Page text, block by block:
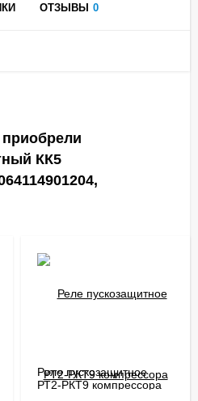
ОТЗЫВЫ 0
КК5
Реле пускозащитное
РТ2-РКТ9 компрессора